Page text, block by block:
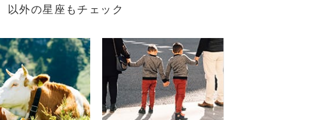
外の星座もチェック